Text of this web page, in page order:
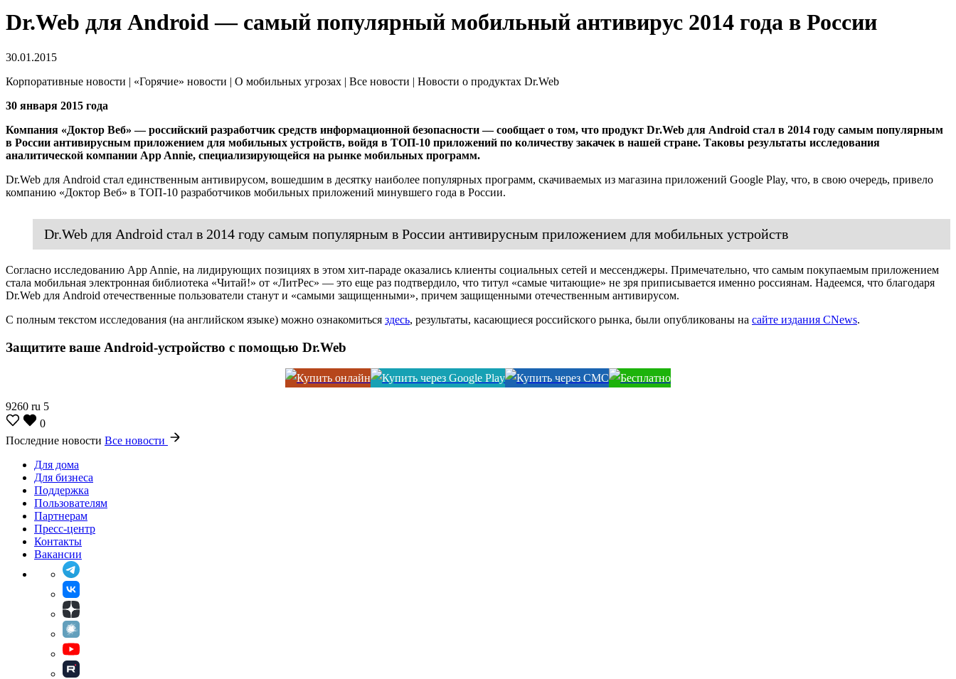
Dr.Web для Android — самый популярный мобильный антивирус 2014 года в России
30.01.2015
Корпоративные новости | «Горячие» новости | О мобильных угрозах | Все новости | Новости о продуктах Dr.Web
30 января 2015 года
Компания «Доктор Веб» — российский разработчик средств информационной безопасности — сообщает о том, что продукт Dr.Web для Android стал в 2014 году самым популярным
в России антивирусным приложением для мобильных устройств, войдя в ТОП-10 приложений по количеству закачек в нашей стране. Таковы результаты исследования
аналитической компании App Annie, специализирующейся на рынке мобильных программ.
Dr.Web для Android стал единственным антивирусом, вошедшим в десятку наиболее популярных программ, скачиваемых из магазина приложений Google Play, что, в свою очередь, привело
компанию «Доктор Веб» в ТОП-10 разработчиков мобильных приложений минувшего года в России.
Dr.Web для Android стал в 2014 году самым популярным в России антивирусным приложением для мобильных устройств
Согласно исследованию App Annie, на лидирующих позициях в этом хит-параде оказались клиенты социальных сетей и мессенджеры. Примечательно, что самым покупаемым приложением
стала мобильная электронная библиотека «Читай!» от «ЛитРес» — это еще раз подтвердило, что титул «самые читающие» не зря приписывается именно россиянам. Надеемся, что благодаря
Dr.Web для Android отечественные пользователи станут и «самыми защищенными», причем защищенными отечественным антивирусом.
С полным текстом исследования (на английском языке) можно ознакомиться здесь, результаты, касающиеся российского рынка, были опубликованы на сайте издания CNews.
Защитите ваше Android-устройство с помощью Dr.Web
9260 ru 5
0
Последние новости Все новости
Для дома
Для бизнеса
Поддержка
Пользователям
Партнерам
Пресс-центр
Контакты
Вакансии